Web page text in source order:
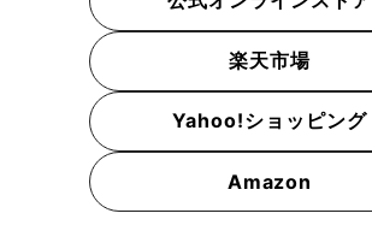
楽天市場
Yahoo!ショッピング
Amazon